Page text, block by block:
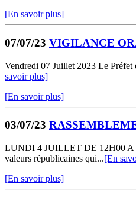
[En savoir plus]
07/07/23 VIGILANCE
Vendredi 07 Juillet 2023 Le Préfet
savoir plus]
[En savoir plus]
03/07/23
LUNDI 4 JUILLET DE 12H00 A
valeurs républicaines qui...[En
[En savoir plus]